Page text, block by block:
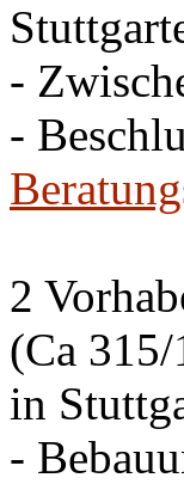
-
-
2
(Ca 315/
in
-